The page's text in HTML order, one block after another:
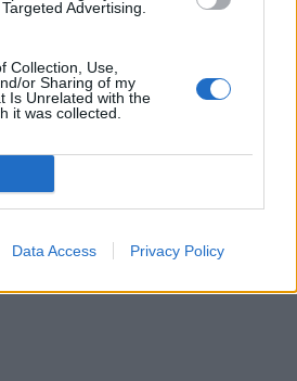
Advertising.
Collection, Use,
or Sharing of my
Is Unrelated with the
it was collected.
Data Access Privacy Policy
védekezés és
támadás – így